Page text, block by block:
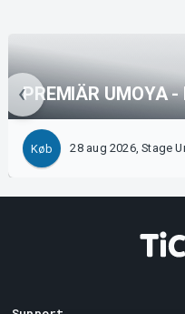
PREMIÄR UMOYA -
Køb 28 aug 2026, Stage